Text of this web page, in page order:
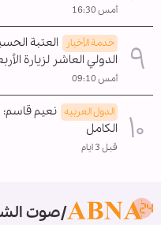
أمس 16:30
خدمة الأخبار
العتبة
الدولي العاشر لزيارة
أمس 09:10
الدول العربیه نعيم قاسم:
الکامل
قبل 3 ايام
صوت